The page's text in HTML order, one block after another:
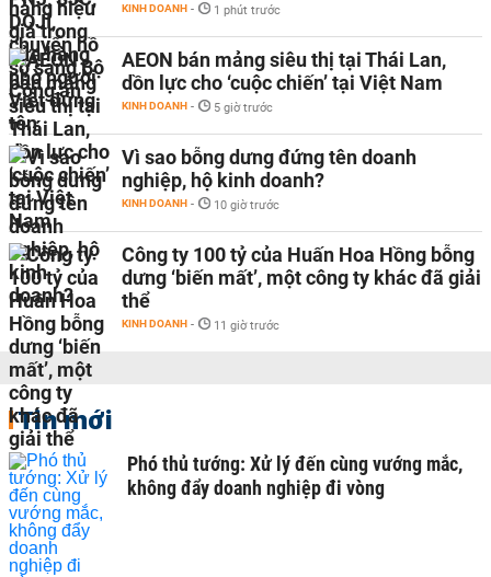
KINH DOANH - 1 phút trước
AEON bán mảng siêu thị tại Thái Lan,
dồn lực cho ‘cuộc chiến’ tại Việt Nam
KINH DOANH - 5 giờ trước
Vì sao bỗng dưng đứng tên doanh
nghiệp, hộ kinh doanh?
KINH DOANH - 10 giờ trước
Công ty 100 tỷ của Huấn Hoa Hồng bỗng
dưng ‘biến mất’, một công ty khác đã giải
thể
KINH DOANH - 11 giờ trước
Tin mới
Phó thủ tướng: Xử lý đến cùng vướng mắc,
không đẩy doanh nghiệp đi vòng